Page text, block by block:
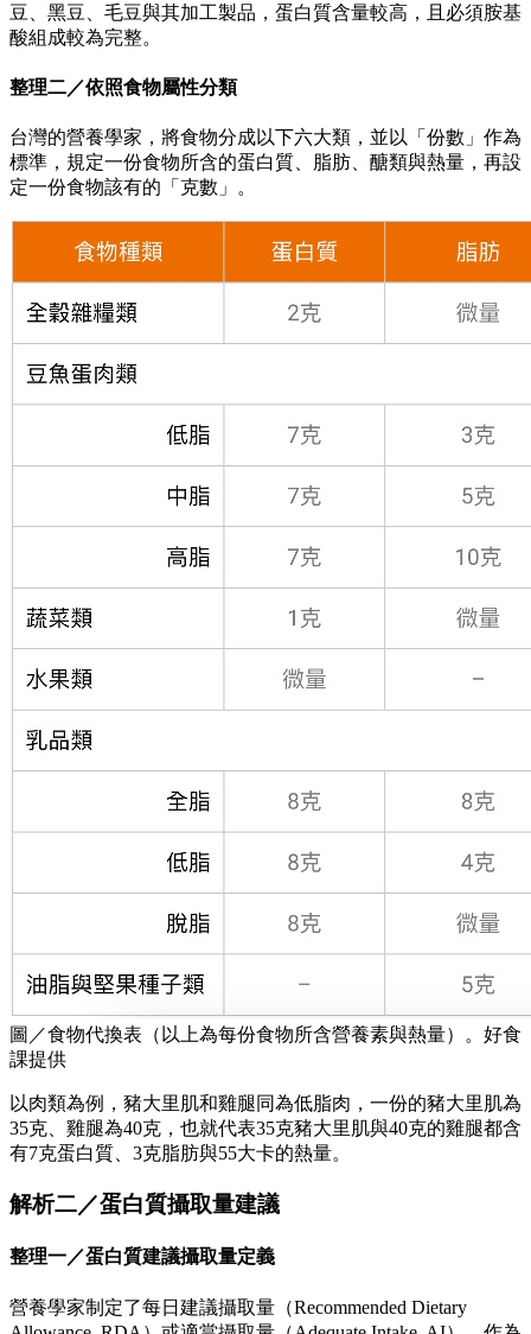
豆、黑豆、毛豆與其加工製品，蛋白質含量較高，且必須胺基
酸組成較為完整。
整理二／依照食物屬性分類
台灣的營養學家，將食物分成以下六大類，並以「份數」作為
標準，規定一份食物所含的蛋白質、脂肪、醣類與熱量，再設
定一份食物該有的「克數」。
圖／食物代換表（以上為每份食物所含營養素與熱量）。好食
課提供
以肉類為例，豬大里肌和雞腿同為低脂肉，一份的豬大里肌為
35克、雞腿為40克，也就代表35克豬大里肌與40克的雞腿都含
有7克蛋白質、3克脂肪與55大卡的熱量。
解析二／蛋白質攝取量建議
整理一／蛋白質建議攝取量定義
營養學家制定了每日建議攝取量（Recommended Dietary